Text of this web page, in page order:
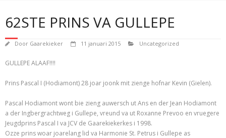
62STE PRINS VA GULLEPE
Door Gaarekieker 11 januari 2015 Uncategorized
GULLEPE ALAAF!!!!
Prins Pascal I (Hodiamont) 28 joar joonk mit zienge hofnar Kevin (Gielen).
Pascal Hodiamont wont bie zieng auwersch ut Ans en der Jean Hodiamont
a der Ingbergrachtweg i Gullepe, vreund va ut Roxanne Prevoo en vruegere
Jeugdprins Pascal I va JCV de Gaarekiekerkes i 1998.
Ozze prins woar joarelang lid va Harmonie St. Petrus i Gullepe as